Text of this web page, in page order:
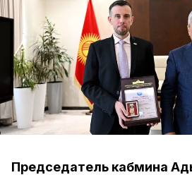
Председатель кабмина